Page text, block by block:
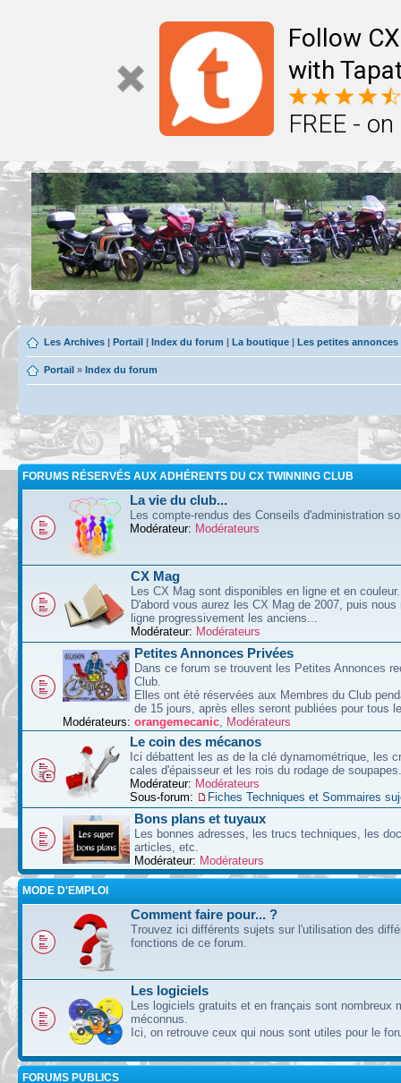
Follow
with
FREE -
Les Archives | Portail | Index du forum | La boutique | Les petites
Portail » Index du forum
FORUMS RÉSERVÉS AUX ADHÉRENTS DU CX TWINNING CLUB
La vie du club...
Les compte-rendus des Conseils d'administration
Modérateur: Modérateurs
CX Mag
Les CX Mag sont disponibles en ligne et en couleur.
D'abord vous aurez les CX Mag de 2007, puis nous
ligne progressivement les anciens...
Modérateur: Modérateurs
Petites Annonces Privées
Dans ce forum se trouvent les Petites Annonces
Club.
Elles ont été réservées aux Membres du Club
de 15 jours, après elles seront publiées pour tous
Modérateurs: orangemecanic, Modérateurs
Le coin des mécanos
Ici débattent les as de la clé dynamométrique, les
cales d'épaisseur et les rois du rodage de soupapes.
Modérateur: Modérateurs
Sous-forum:
Fiches Techniques et Sommaires
Bons plans et tuyaux
Les bonnes adresses, les trucs techniques, les
articles, etc.
Modérateur: Modérateurs
MODE D'EMPLOI
Comment faire pour... ?
Trouvez ici différents sujets sur l'utilisation des
fonctions de ce forum.
Les logiciels
Les logiciels gratuits et en français sont nombreux
méconnus.
Ici, on retrouve ceux qui nous sont utiles pour le
FORUMS PUBLICS